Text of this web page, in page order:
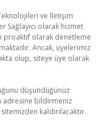
ve İletişim
Sağlayıcı olarak hizmet
proaktif olarak denetleme
Ancak, üyelerimiz
olup, siteye üye olarak
düşündüğünüz
adresine bildirmeniz
kaldırılacaktır.